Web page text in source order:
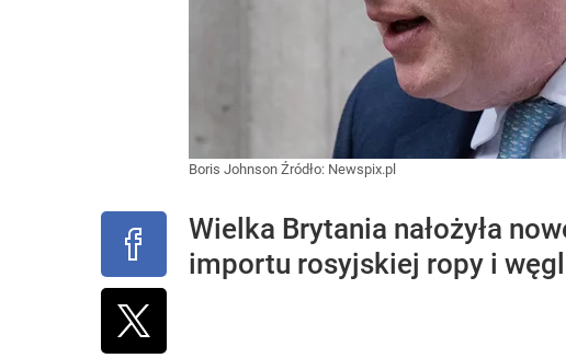
Boris Johnson Źródło: Newspix.pl
Wielka Brytania nałożyła
importu rosyjskiej ropy i